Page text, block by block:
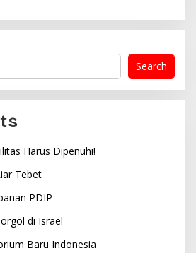
Search
Harus Dipenuhi!
Tebet
PDIP
di Israel
Baru Indonesia